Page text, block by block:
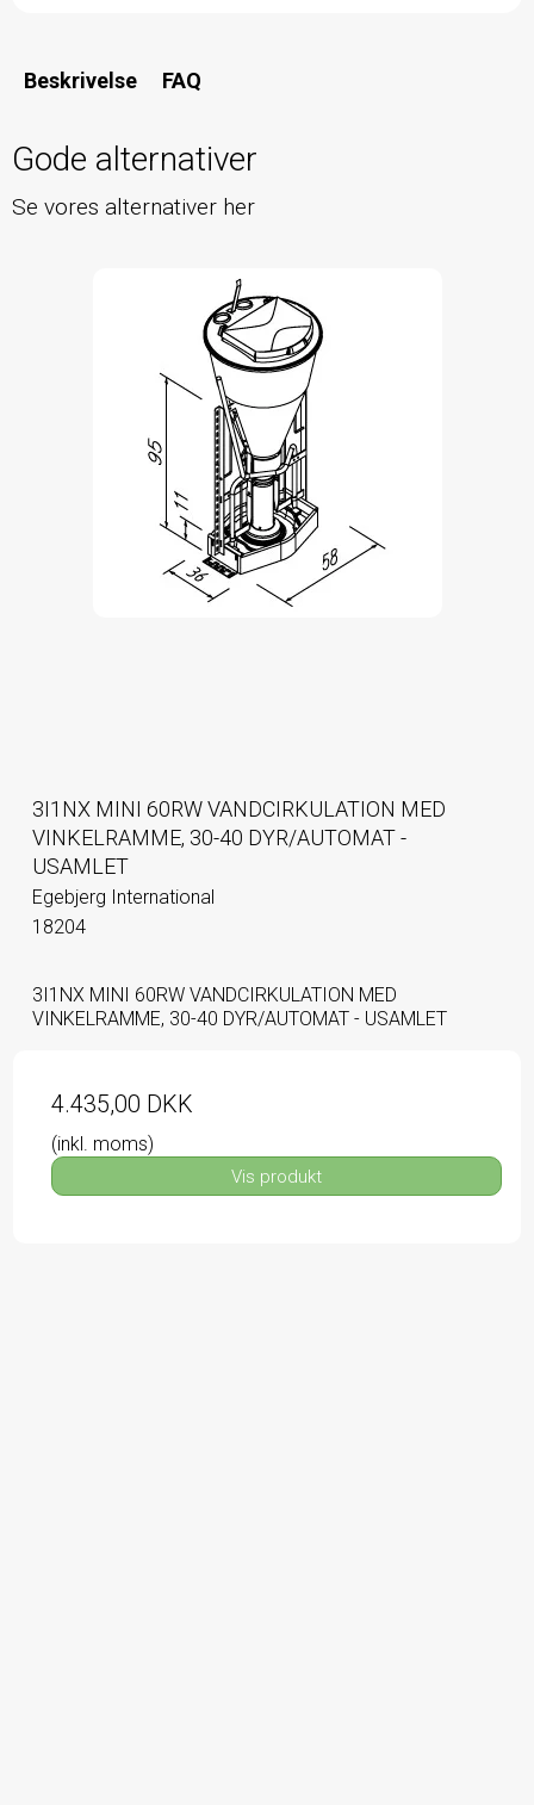
Beskrivelse FAQ
Gode alternativer
Se vores alternativer her
3I1NX MINI 60RW VANDCIRKULATION MED
VINKELRAMME, 30-40 DYR/AUTOMAT -
USAMLET
Egebjerg International
18204
3I1NX MINI 60RW VANDCIRKULATION MED
VINKELRAMME, 30-40 DYR/AUTOMAT - USAMLET
4.435,00 DKK
(inkl. moms)
Vis produkt